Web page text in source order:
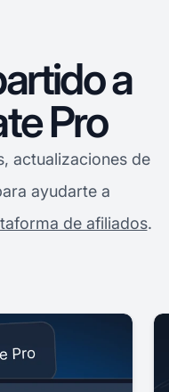
a
Pro
actualizaciones de
ayudarte a
de afiliados.